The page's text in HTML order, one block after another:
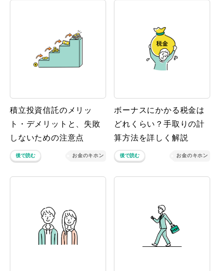
積立投資信託のメリッ
ト・デメリットと、失敗
しないための注意点
後で読む お金のキホン
ボーナスにかかる税金は
どれくらい？手取りの計
算方法を詳しく解説
後で読む お金のキホン